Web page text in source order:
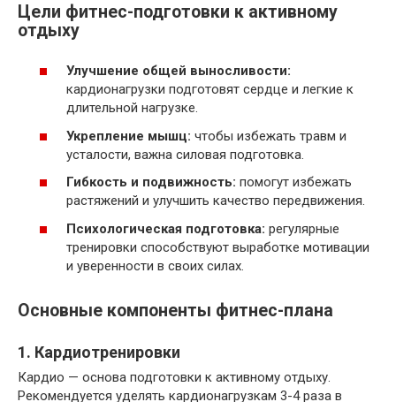
Цели фитнес-подготовки к активному
отдыху
Улучшение общей выносливости:
кардионагрузки подготовят сердце и легкие к
длительной нагрузке.
Укрепление мышц: чтобы избежать травм и
усталости, важна силовая подготовка.
Гибкость и подвижность: помогут избежать
растяжений и улучшить качество передвижения.
Психологическая подготовка: регулярные
тренировки способствуют выработке мотивации
и уверенности в своих силах.
Основные компоненты фитнес-плана
1. Кардиотренировки
Кардио — основа подготовки к активному отдыху.
Рекомендуется уделять кардионагрузкам 3-4 раза в